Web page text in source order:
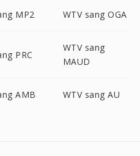
MP2 WTV sang OGA
PRC
WTV sang
MAUD
AMB WTV sang AU